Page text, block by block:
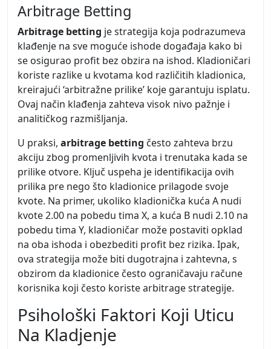
Arbitrage Betting
Arbitrage betting je strategija koja podrazumeva
klađenje na sve moguće ishode događaja kako bi
se osigurao profit bez obzira na ishod. Kladioničari
koriste razlike u kvotama kod različitih kladionica,
kreirajući ‘arbitražne prilike’ koje garantuju isplatu.
Ovaj način klađenja zahteva visok nivo pažnje i
analitičkog razmišljanja.
U praksi, arbitrage betting često zahteva brzu
akciju zbog promenljivih kvota i trenutaka kada se
prilike otvore. Ključ uspeha je identifikacija ovih
prilika pre nego što kladionice prilagode svoje
kvote. Na primer, ukoliko kladionička kuća A nudi
kvote 2.00 na pobedu tima X, a kuća B nudi 2.10 na
pobedu tima Y, kladioničar može postaviti opklad
na oba ishoda i obezbediti profit bez rizika. Ipak,
ova strategija može biti dugotrajna i zahtevna, s
obzirom da kladionice često ograničavaju račune
korisnika koji često koriste arbitrage strategije.
Psihološki Faktori Koji Uticu
Na Kladjenje